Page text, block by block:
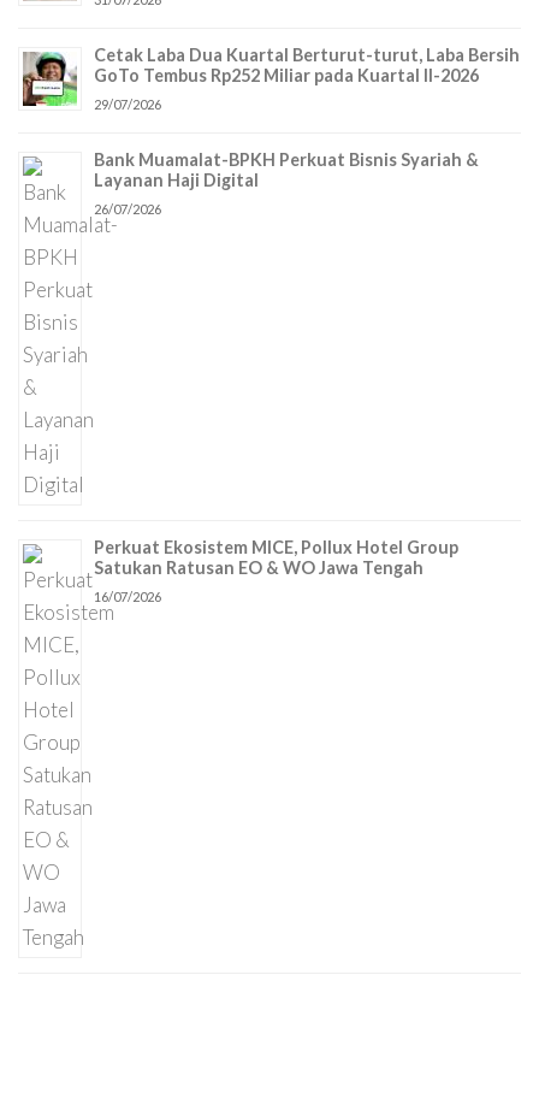
Cetak Laba Dua Kuartal Berturut-turut, Laba Bersih
GoTo Tembus Rp252 Miliar pada Kuartal II-2026
29/07/2026
Bank Muamalat-BPKH Perkuat Bisnis Syariah &
Layanan Haji Digital
26/07/2026
Perkuat Ekosistem MICE, Pollux Hotel Group
Satukan Ratusan EO & WO Jawa Tengah
16/07/2026